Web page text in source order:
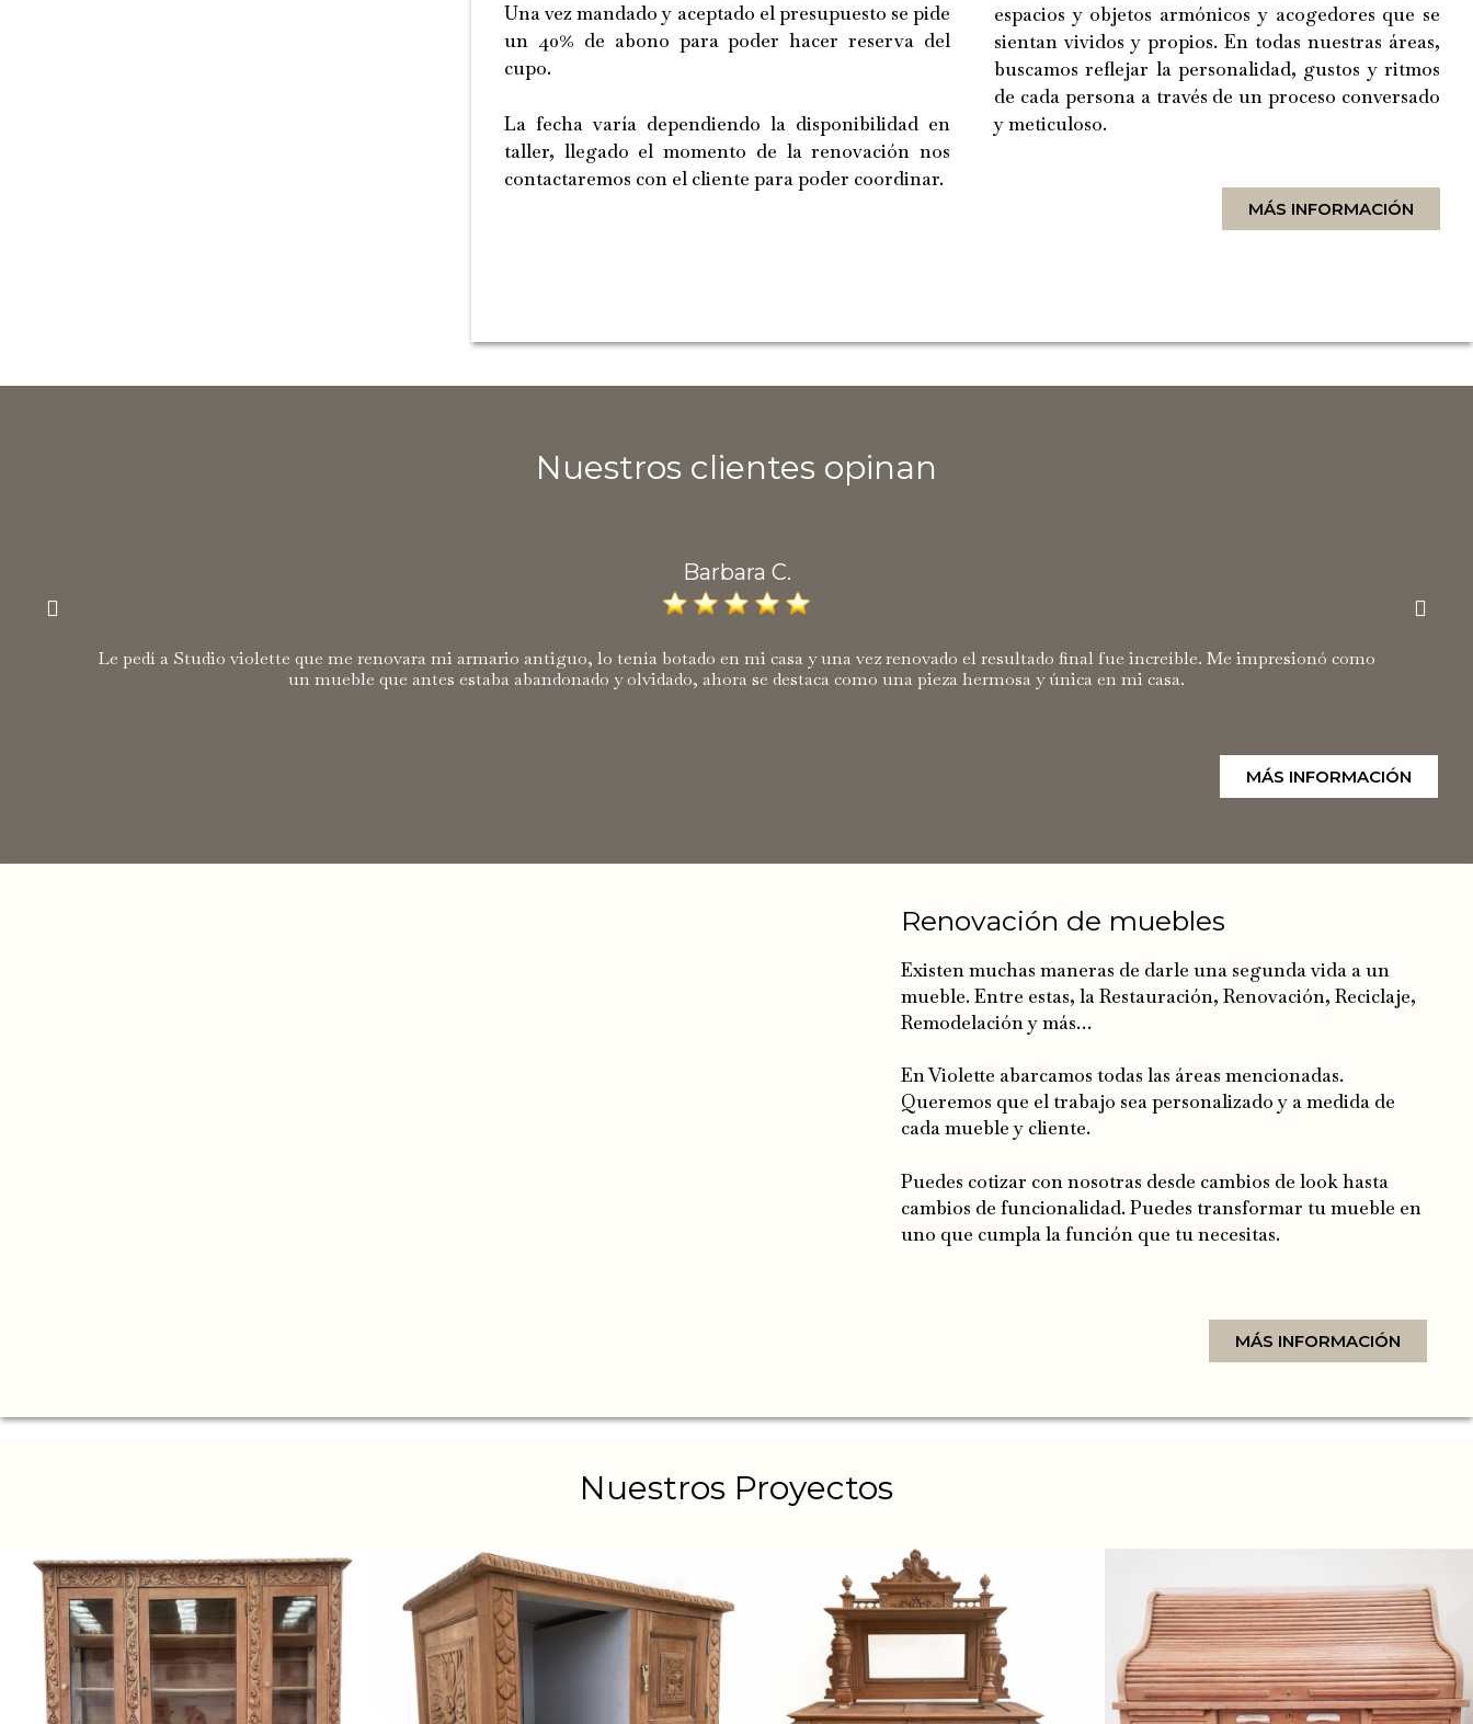
Una vez mandado y aceptado el presupuesto se pide
un 40% de abono para poder hacer reserva del
cupo.
La fecha varía dependiendo la disponibilidad en
taller, llegado el momento de la renovación nos
contactaremos con el cliente para poder coordinar.
espacios y objetos armónicos y acogedores que se
sientan vividos y propios. En todas nuestras áreas,
buscamos reflejar la personalidad, gustos y ritmos
de cada persona a través de un proceso conversado
y meticuloso.
MÁS INFORMACIÓN
Nuestros clientes opinan
Le pedí a Studio violette que me renovara mi armario antiguo, lo tenía botado en mi casa y una vez renovado el resultado final fue increíble. Me impresionó como
un mueble que antes estaba abandonado y olvidado, ahora se destaca como una pieza hermosa y única en mi casa.
Barbara C.
MÁS INFORMACIÓN
Renovación de muebles
Existen muchas maneras de darle una segunda vida a un
mueble. Entre estas, la Restauración, Renovación, Reciclaje,
Remodelación y más…
En Violette abarcamos todas las áreas mencionadas.
Queremos que el trabajo sea personalizado y a medida de
cada mueble y cliente.
Puedes cotizar con nosotras desde cambios de look hasta
cambios de funcionalidad. Puedes transformar tu mueble en
uno que cumpla la función que tu necesitas.
MÁS INFORMACIÓN
Nuestros Proyectos